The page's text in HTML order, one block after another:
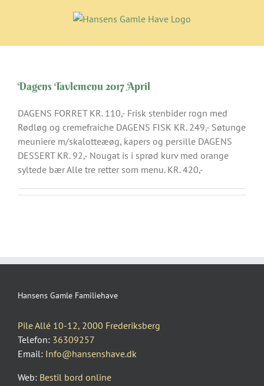
Dagens Tavlemenu 2017 April
DAGENS FORRET KR. 110,- Frisk stenbider rogn med
Rødløg og cremefraiche DAGENS FISK KR. 249,- Søtunge
meuniere m/skalotteæøg, kapers og persille DAGENS
DESSERT KR. 92,- Nougat is i sprød kurv med orange
syltede bær Alle tre retter som menu. KR. 420,-
Hansens Gamle Familiehave
Pile Allé 10-12, 2000 Frederiksberg
Telefon: 36309257
Email: Info@hansenshave.dk
Web: Bestil bord online